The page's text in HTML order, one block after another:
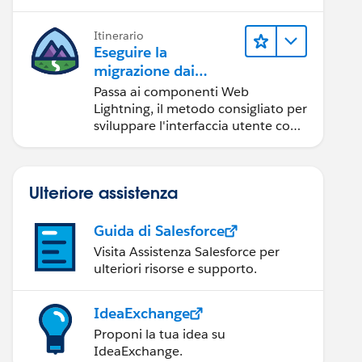
Itinerario
Eseguire la
migrazione dai
componenti
Visualforce ai
componenti Web
Lightning
Passa ai componenti Web
Lightning, il metodo consigliato per
sviluppare l'interfaccia utente con
Ulteriore assistenza
Guida di Salesforce
Visita Assistenza Salesforce per
ulteriori risorse e supporto.
IdeaExchange
Proponi la tua idea su
IdeaExchange.